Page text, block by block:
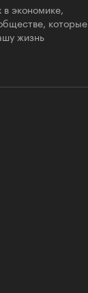
экономике,
которые
жизнь